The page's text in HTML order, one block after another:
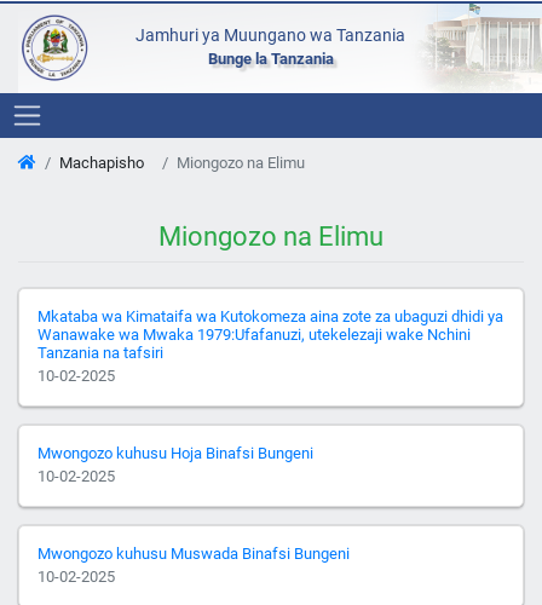
Jamhuri ya Muungano wa Tanzania
Bunge la Tanzania
Machapisho Miongozo na Elimu
Miongozo na Elimu
Mkataba wa Kimataifa wa Kutokomeza aina zote za ubaguzi dhidi ya
Wanawake wa Mwaka 1979:Ufafanuzi, utekelezaji wake Nchini
Tanzania na tafsiri
10-02-2025
Mwongozo kuhusu Hoja Binafsi Bungeni
10-02-2025
Mwongozo kuhusu Muswada Binafsi Bungeni
10-02-2025